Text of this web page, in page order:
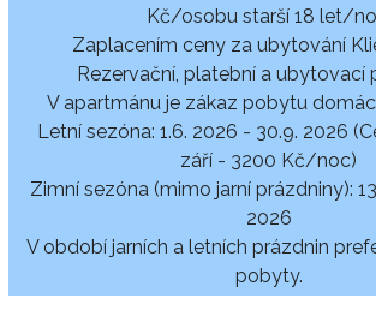
Kč/osobu starší 18 let/
Zaplacením ceny za ubytování
Rezervační, platební a ubytovací
V apartmánu je zákaz pobytu
Letní sezóna: 1.6. 2026 - 30.9. 2026
září - 3200 Kč/noc)
Zimní sezóna (mimo jarní prázdniny):
2026
V období jarních a letních prázdnin
pobyty.